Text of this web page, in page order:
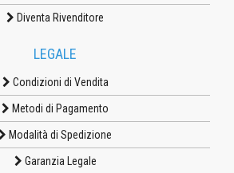
Diventa Rivenditore
LEGALE
Condizioni di Vendita
Metodi di Pagamento
Modalità di Spedizione
Garanzia Legale